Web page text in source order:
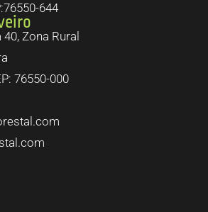
644
Zona Rural
76550-000